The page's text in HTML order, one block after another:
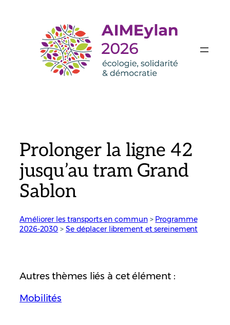
Prolonger la ligne 42
jusqu’au tram Grand
Sablon
Améliorer les transports en commun > Programme
2026-2030 > Se déplacer librement et sereinement
Autres thèmes liés à cet élément :
Mobilités